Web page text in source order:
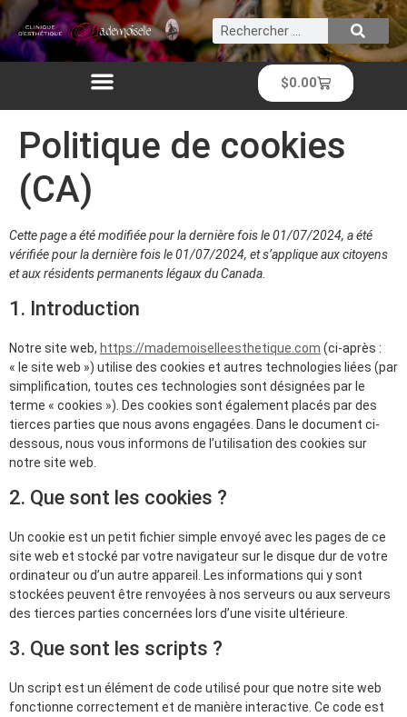
$0.00
Politique de cookies
(CA)
Cette page a été modifiée pour la dernière fois le 01/07/2024, a été
vérifiée pour la dernière fois le 01/07/2024, et s’applique aux citoyens
et aux résidents permanents légaux du Canada.
1. Introduction
Notre site web, https://mademoiselleesthetique.com (ci-après :
« le site web ») utilise des cookies et autres technologies liées (par
simplification, toutes ces technologies sont désignées par le
terme « cookies »). Des cookies sont également placés par des
tierces parties que nous avons engagées. Dans le document ci-
dessous, nous vous informons de l’utilisation des cookies sur
notre site web.
2. Que sont les cookies ?
Un cookie est un petit fichier simple envoyé avec les pages de ce
site web et stocké par votre navigateur sur le disque dur de votre
ordinateur ou d’un autre appareil. Les informations qui y sont
stockées peuvent être renvoyées à nos serveurs ou aux serveurs
des tierces parties concernées lors d’une visite ultérieure.
3. Que sont les scripts ?
Un script est un élément de code utilisé pour que notre site web
fonctionne correctement et de manière interactive. Ce code est